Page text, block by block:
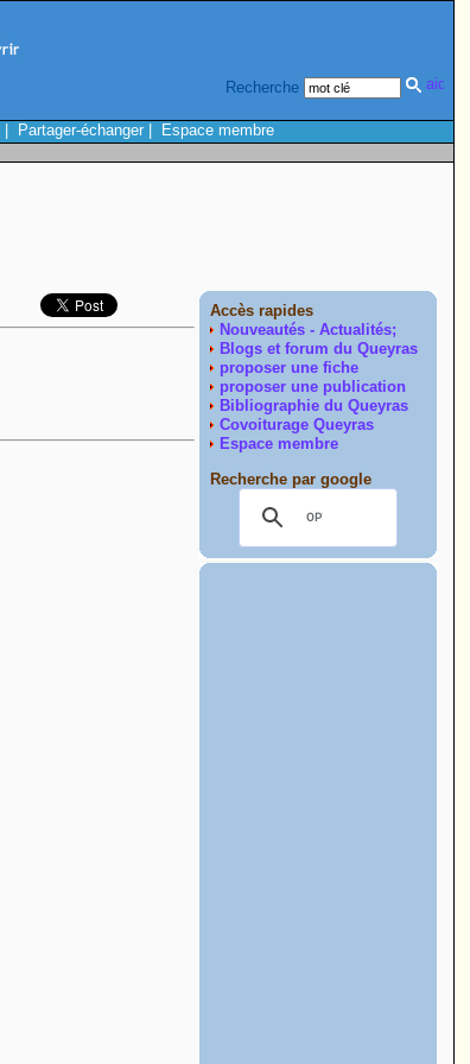
Recherche
Partager-échanger|
Espace membre
Accès rapides
Nouveautés - Actualités;
Blogs et forum du Queyras
proposer une fiche
proposer une publication
Bibliographie du Queyras
Covoiturage Queyras
Espace membre
Recherche par google